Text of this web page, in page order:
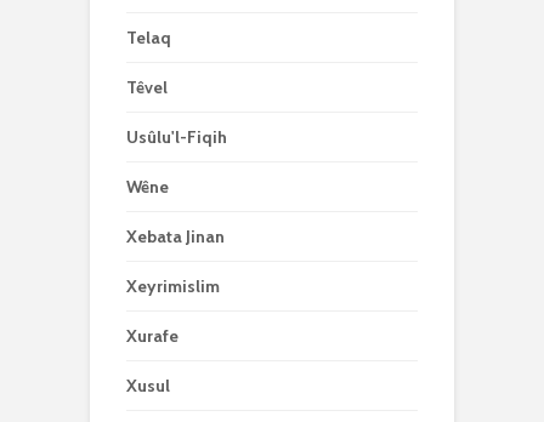
Telaq
Têvel
Usûlu'l-Fiqih
Wêne
Xebata Jinan
Xeyrimislim
Xurafe
Xusul